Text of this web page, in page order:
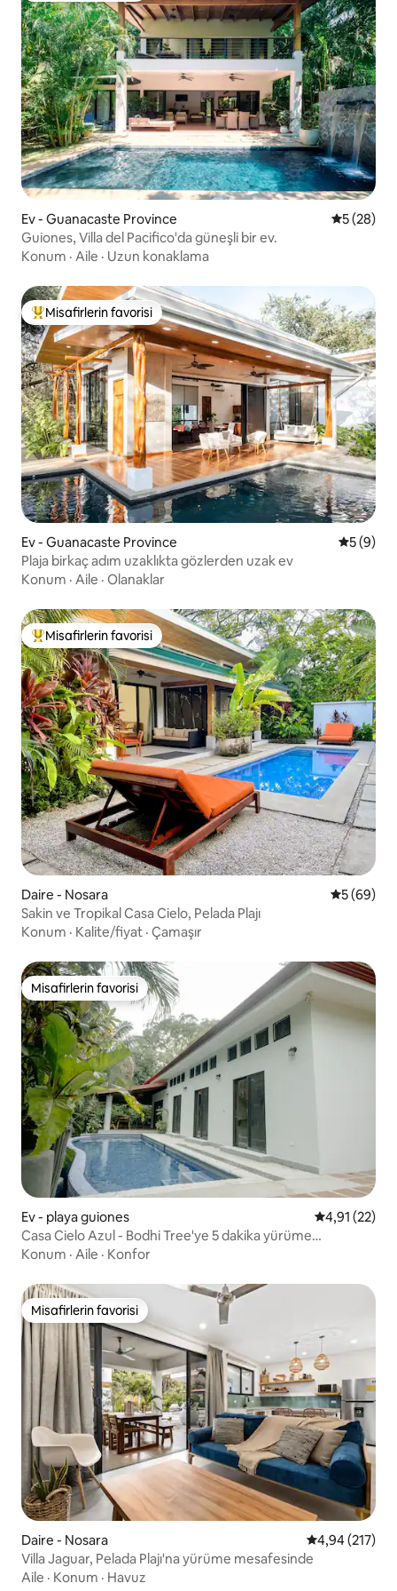
Ev - Guanacaste Province 55 (28)
Guiones, Villa del Pacifico'da güneşli bir ev.
Konum · Aile · Uzun konaklama
Misafirlerin favorilerinden en beğenilenler arasında
Misafirlerin favorisi
Ev - Guanacaste Province 55 (9)
Plaja birkaç adım uzaklıkta gözlerden uzak ev
Konum · Aile · Olanaklar
Misafirlerin favorilerinden en beğenilenler arasında
Misafirlerin favorisi
Daire - Nosara 55 (69)
Sakin ve Tropikal Casa Cielo, Pelada Plajı
Konum · Kalite/fiyat · Çamaşır
Misafirlerin favorisi
Misafirlerin favorisi
Ev - playa guiones 5 üzerinden
4,91 (22)
Casa Cielo Azul - Bodhi Tree'ye 5 dakika yürüme
mesafesinde
Konum · Aile · Konfor
Misafirlerin favorisi
Misafirlerin favorisi
Daire - Nosara 5 üzerinden
4,94 (217)
Villa Jaguar, Pelada Plajı'na yürüme mesafesinde
Aile · Konum · Havuz